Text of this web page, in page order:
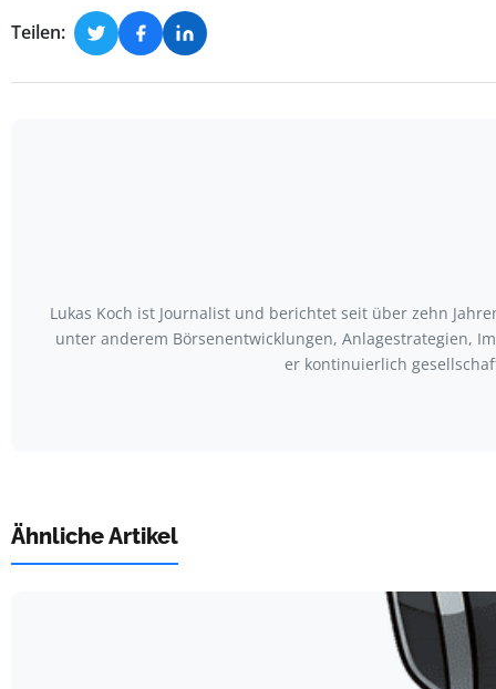
Teilen:
Lukas Koch ist Journalist und berichtet seit über zehn
unter anderem Börsenentwicklungen, Anlagestrategien,
er kontinuierlich
Ähnliche Artikel